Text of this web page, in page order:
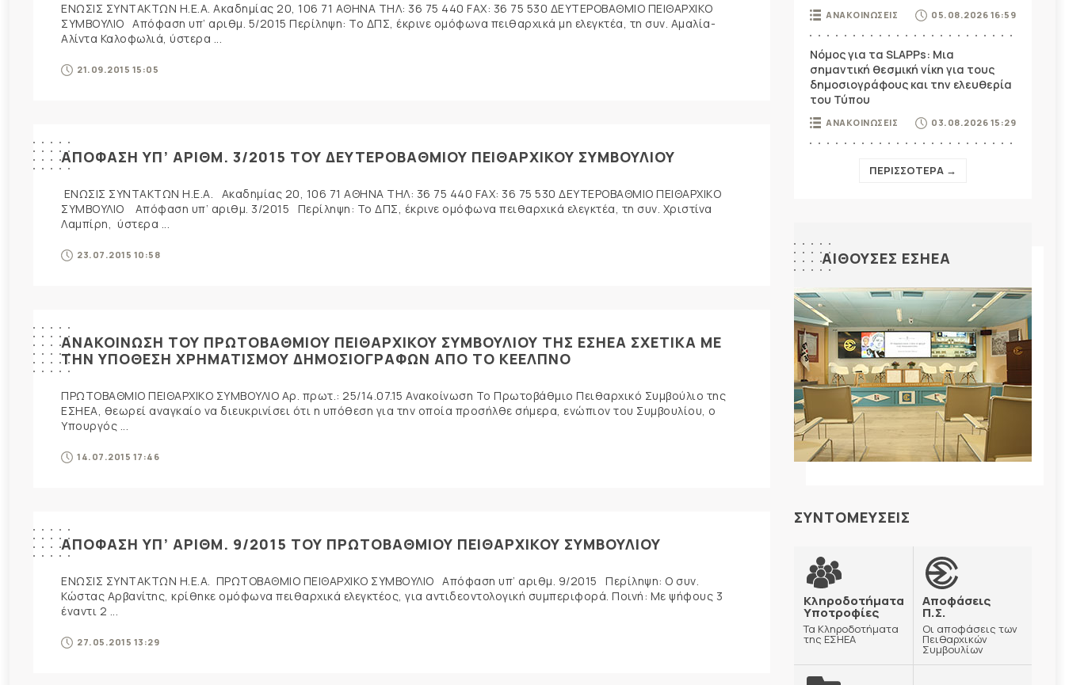
ΕΝΩΣΙΣ ΣΥΝΤΑΚΤΩΝ Η.Ε.Α. Ακαδημίας 20, 106 71 ΑΘΗΝΑ ΤΗΛ: 36 75 440 FAX: 36 75 530 ΔΕΥΤΕΡΟΒΑΘΜΙΟ ΠΕΙΘΑΡΧΙΚΟ
ΣΥΜΒΟΥΛΙΟ Απόφαση υπ’ αριθμ. 5/2015 Περίληψη: To ΔΠΣ, έκρινε ομόφωνα πειθαρχικά μη ελεγκτέα, τη συν. Αμαλία-
Αλίντα Καλοφωλιά, ύστερα ...
21.09.2015 15:05
ΑΠΟΦΑΣΗ ΥΠ’ ΑΡΙΘΜ. 3/2015 ΤΟΥ ΔΕΥΤΕΡΟΒΑΘΜΙΟΥ ΠΕΙΘΑΡΧΙΚΟΥ ΣΥΜΒΟΥΛΙΟΥ
ΕΝΩΣΙΣ ΣΥΝΤΑΚΤΩΝ Η.Ε.Α. Ακαδημίας 20, 106 71 ΑΘΗΝΑ ΤΗΛ: 36 75 440 FAX: 36 75 530 ΔΕΥΤΕΡΟΒΑΘΜΙΟ ΠΕΙΘΑΡΧΙΚΟ
ΣΥΜΒΟΥΛΙΟ Απόφαση υπ’ αριθμ. 3/2015 Περίληψη: To ΔΠΣ, έκρινε ομόφωνα πειθαρχικά ελεγκτέα, τη συν. Χριστίνα
Λαμπίρη, ύστερα ...
23.07.2015 10:58
ΑΝΑΚΟΙΝΩΣΗ ΤΟΥ ΠΡΩΤΟΒΑΘΜΙΟΥ ΠΕΙΘΑΡΧΙΚΟΥ ΣΥΜΒΟΥΛΙΟΥ ΤΗΣ ΕΣΗΕΑ ΣΧΕΤΙΚΑ ΜΕ
ΤΗΝ ΥΠΟΘΕΣΗ ΧΡΗΜΑΤΙΣΜΟΥ ΔΗΜΟΣΙΟΓΡΑΦΩΝ ΑΠΟ ΤΟ ΚΕΕΛΠΝΟ
ΠΡΩΤΟΒΑΘΜΙΟ ΠΕΙΘΑΡΧΙΚΟ ΣΥΜΒΟΥΛΙΟ Αρ. πρωτ.: 25/14.07.15 Ανακοίνωση Το Πρωτοβάθμιο Πειθαρχικό Συμβούλιο της
ΕΣΗΕΑ, θεωρεί αναγκαίο να διευκρινίσει ότι η υπόθεση για την οποία προσήλθε σήμερα, ενώπιον του Συμβουλίου, ο
Υπουργός ...
14.07.2015 17:46
ΑΠΟΦΑΣΗ ΥΠ’ ΑΡΙΘΜ. 9/2015 ΤΟΥ ΠΡΩΤΟΒΑΘΜΙΟΥ ΠΕΙΘΑΡΧΙΚΟΥ ΣΥΜΒΟΥΛΙΟΥ
ΕΝΩΣΙΣ ΣΥΝΤΑΚΤΩΝ Η.Ε.Α. ΠΡΩΤΟΒΑΘΜΙΟ ΠΕΙΘΑΡΧΙΚΟ ΣΥΜΒΟΥΛΙΟ Απόφαση υπ’ αριθμ. 9/2015 Περίληψη: Ο συν.
Κώστας Αρβανίτης, κρίθηκε ομόφωνα πειθαρχικά ελεγκτέος, για αντιδεοντολογική συμπεριφορά. Ποινή: Με ψήφους 3
έναντι 2 ...
27.05.2015 13:29
ΑΝΑΚΟΙΝΩΣΕΙΣ 05.08.2026 16:59
Νόμος για τα SLAPPs: Μια
σημαντική θεσμική νίκη για τους
δημοσιογράφους και την ελευθερία
του Τύπου
ΑΝΑΚΟΙΝΩΣΕΙΣ 03.08.2026 15:29
ΠΕΡΙΣΣΟΤΕΡΑ →
ΑΙΘΟΥΣΕΣ ΕΣΗΕΑ
ΣΥΝΤΟΜΕΥΣΕΙΣ
Κληροδοτήματα
Υποτροφίες
Τα Κληροδοτήματα
της ΕΣΗΕΑ
Αποφάσεις
Π.Σ.
Οι αποφάσεις των
Πειθαρχικών
Συμβουλίων